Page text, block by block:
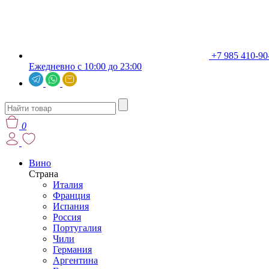
+7 985 410-
Ежедневно с 10:00 до 23:00
0
Вино
Страна
Италия
Франция
Испания
Россия
Португалия
Чили
Германия
Аргентина